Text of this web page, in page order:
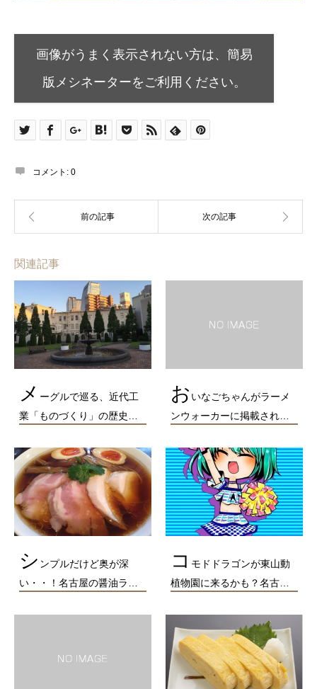
画像がうまく表示されない方は、簡易
版メシネーターをご利用ください。
コメント: 0
関連記事
メ ーグルで巡る、近代工
業「ものづくり」の歴史…
おいなごちゃんがラーメ
ンウォーカーに掲載され…
シ ンプルだけど奥が深
い・・！名古屋の醤油ラ…
コ モドドラゴンが東山動
植物園に来るかも？名古…